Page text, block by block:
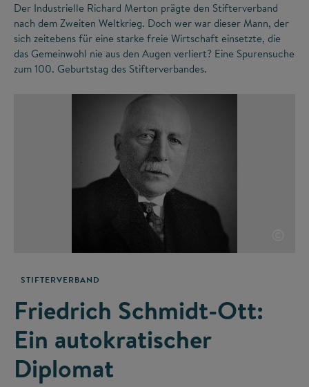
Der Industrielle Richard Merton prägte den Stifterverband
nach dem Zweiten Weltkrieg. Doch wer war dieser Mann, der
sich zeitebens für eine starke freie Wirtschaft einsetzte, die
das Gemeinwohl nie aus den Augen verliert? Eine Spurensuche
zum 100. Geburtstag des Stifterverbandes.
STIFTERVERBAND
Friedrich Schmidt-Ott:
Ein autokratischer
Diplomat